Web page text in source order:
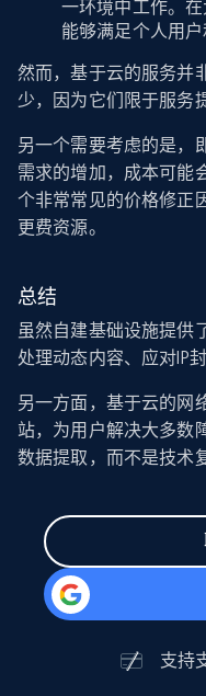
一环境中工作。在
能够满足个人用户
然而，基于云的服务并
少，因为它们限于服务
另一个需要考虑的是，
需求的增加，成本可能
个非常常见的价格修正
更费资源。
总结
虽然自建基础设施提供
处理动态内容、应对IP
另一方面，基于云的网
站，为用户解决大多数
数据提取，而不是技术
支持